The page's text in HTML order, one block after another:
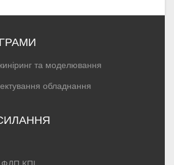
та моделювання
обладнання